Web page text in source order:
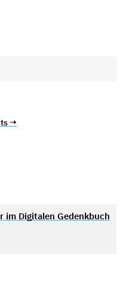
→
im Digitalen Gedenkbuch